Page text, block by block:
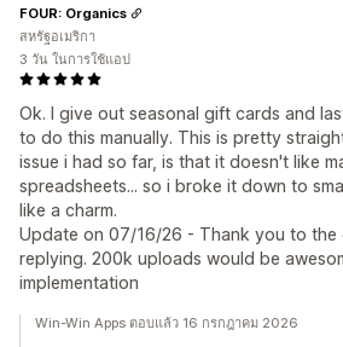
Ok. I give out seasonal gift cards and
to do this manually. This is pretty
issue i had so far, is that it doesn't like
spreadsheets... so i broke it down to
like a charm.
Update on 07/16/26 - Thank you to the
replying. 200k uploads would be
implementation
FOUR: Organics
สหรัฐอเมริกา
3 วัน ในการใช้แอป
Win-Win Apps ตอบแล้ว 16 กรกฎาคม 2026